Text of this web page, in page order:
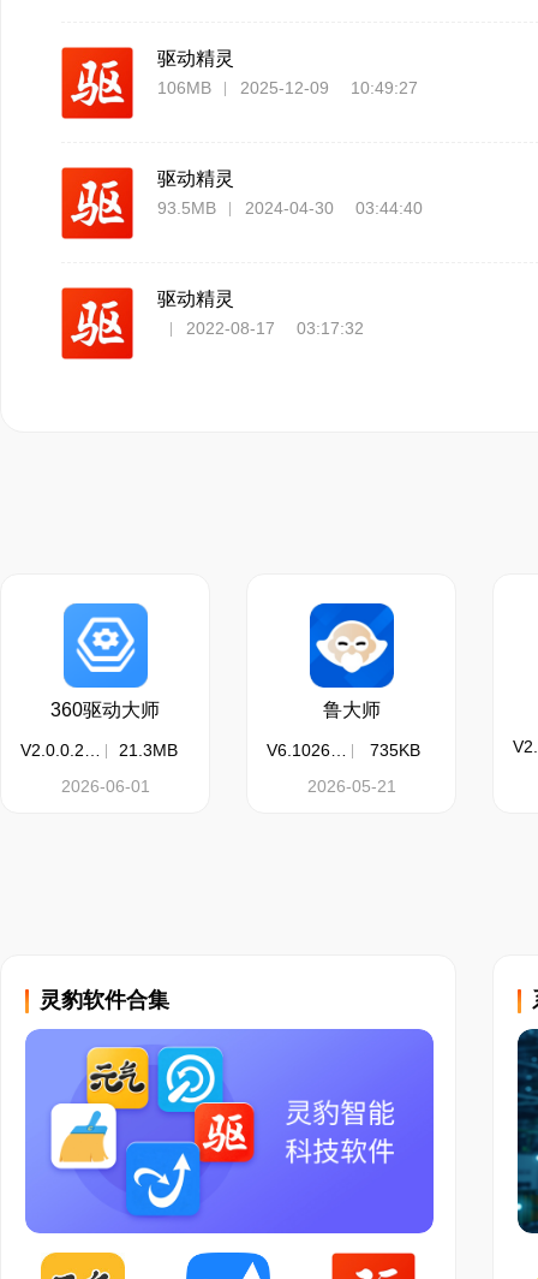
驱动精灵
106MB 2025-12-09 10:49:27
驱动精灵
93.5MB 2024-04-30 03:44:40
驱动精灵
2022-08-17 03:17:32
360驱动大师
21.3MB
2026-06-01
鲁大师
V6.1026.4605.519
735KB
2026-05-21
灵豹软件合集